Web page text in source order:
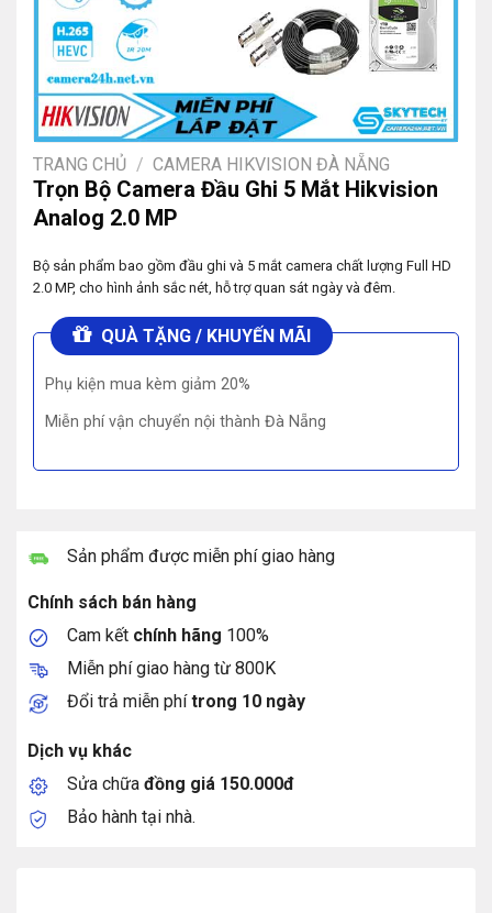
TRANG CHỦ / CAMERA HIKVISION ĐÀ NẴNG
Trọn Bộ Camera Đầu Ghi 5 Mắt Hikvision
Analog 2.0 MP
Bộ sản phẩm bao gồm đầu ghi và 5 mắt camera chất lượng Full HD
2.0 MP, cho hình ảnh sắc nét, hỗ trợ quan sát ngày và đêm.
QUÀ TẶNG / KHUYẾN MÃI
Phụ kiện mua kèm giảm 20%
Miễn phí vận chuyển nội thành Đà Nẵng
Sản phẩm được miễn phí giao hàng
Chính sách bán hàng
Cam kết chính hãng 100%
Miễn phí giao hàng từ 800K
Đổi trả miễn phítrong 10 ngày
Dịch vụ khác
Sửa chữa đồng giá 150.000đ
Bảo hành tại nhà.